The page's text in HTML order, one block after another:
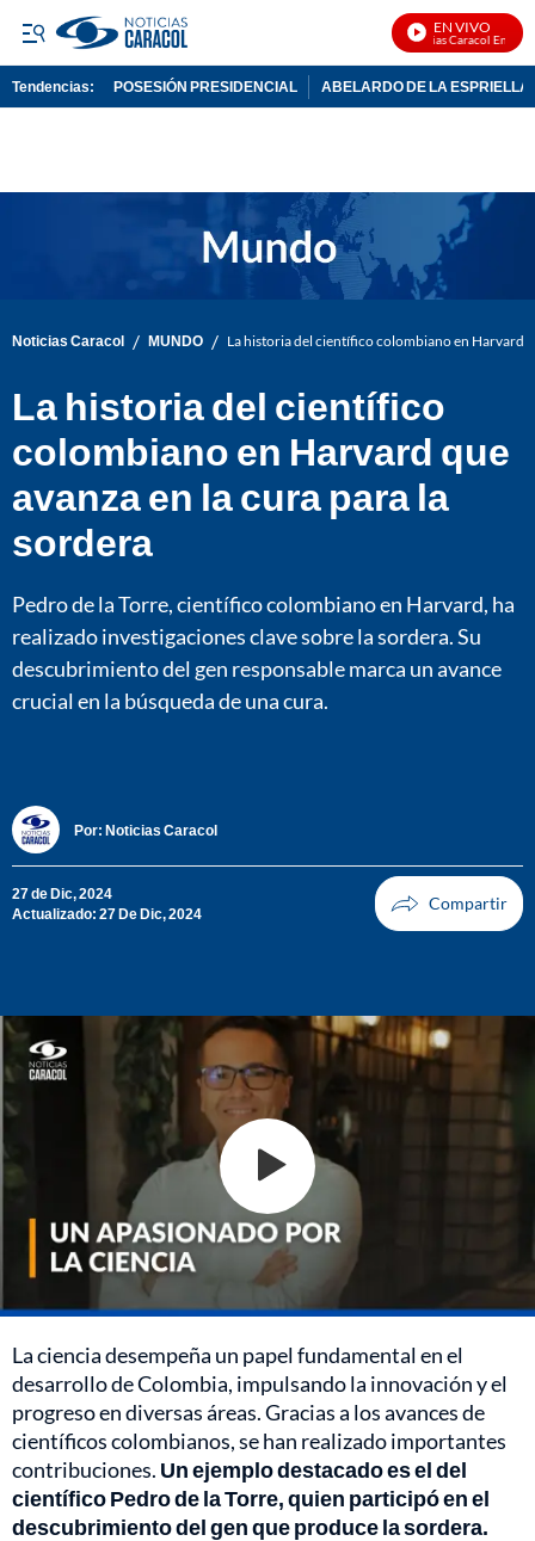
EN VIVO
Noticias Caracol En Vivo
Tendencias: POSESIÓN PRESIDENCIAL ABELARDO DE LA ESPRIELLA
Noticias Caracol / MUNDO / La historia del científico colombiano en Harvard
La historia del científico
colombiano en Harvard que
avanza en la cura para la
sordera
Pedro de la Torre, científico colombiano en Harvard, ha
realizado investigaciones clave sobre la sordera. Su
descubrimiento del gen responsable marca un avance
crucial en la búsqueda de una cura.
Por: Noticias Caracol
27 de Dic, 2024
Actualizado: 27 De Dic, 2024
La ciencia desempeña un papel fundamental en el
desarrollo de Colombia, impulsando la innovación y el
progreso en diversas áreas. Gracias a los avances de
científicos colombianos, se han realizado importantes
contribuciones. Un ejemplo destacado es el del
científico Pedro de la Torre, quien participó en el
descubrimiento del gen que produce la sordera.